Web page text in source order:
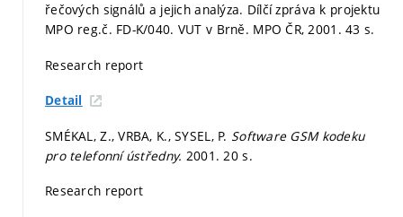
řečových signálů a jejich analýza. Dílčí zpráva k projektu
MPO reg.č. FD-K/040. VUT v Brně. MPO ČR, 2001. 43 s.
Research report
Detail
SMÉKAL, Z., VRBA, K., SYSEL, P. Software GSM kodeku
pro telefonní ústředny. 2001. 20 s.
Research report